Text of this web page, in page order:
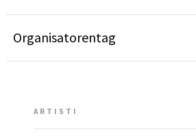
Organisatorentag
ARTISTI